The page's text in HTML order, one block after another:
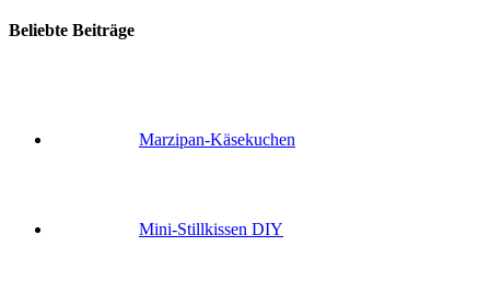
Beliebte Beiträge
Marzipan-Käsekuchen
Mini-Stillkissen DIY